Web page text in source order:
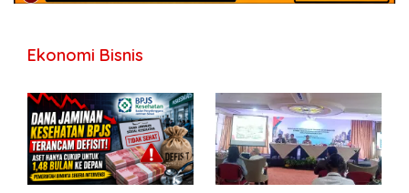
Ekonomi Bisnis